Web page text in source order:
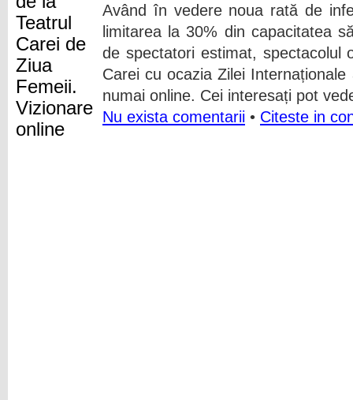
Având în vedere noua rată de
limitarea la 30% din capacitatea
de spectatori estimat, spectacolul
Carei cu ocazia Zilei
numai online. Cei interesați pot
Nu exista comentarii • Citeste in